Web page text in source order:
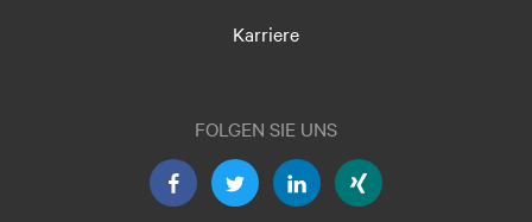
Karriere
FOLGEN SIE UNS